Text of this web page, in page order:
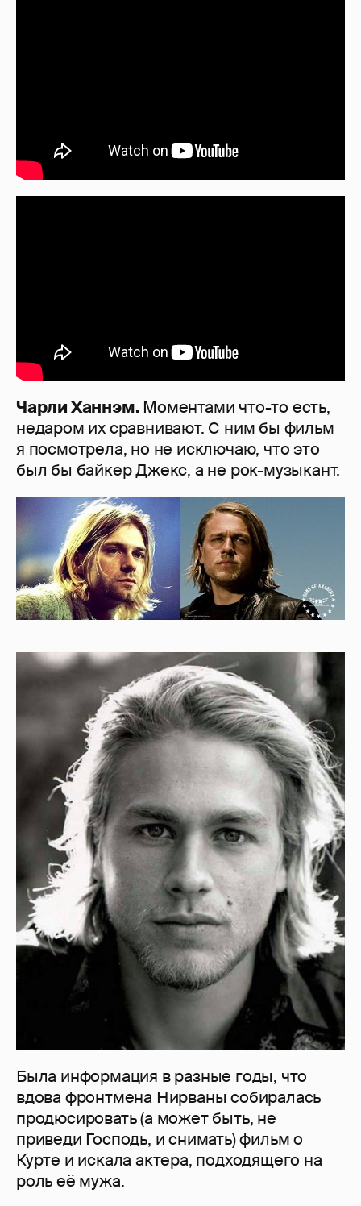
Чарли Ханнэм. Моментами что-то есть,
недаром их сравнивают. С ним бы фильм
я посмотрела, но не исключаю, что это
был бы байкер Джекс, а не рок-музыкант.
Была информация в разные годы, что
вдова фронтмена Нирваны собиралась
продюсировать (а может быть, не
приведи Господь, и снимать) фильм о
Курте и искала актера, подходящего на
роль её мужа.